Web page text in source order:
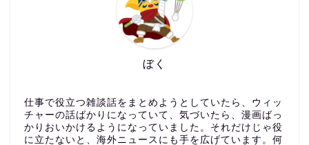
ぼく
仕事で役立つ雑談話をまとめようとしていたら、ウィッ
チャーの話ばかりになっていて、気づいたら、漫画ばっ
かりおいかけるようになっていました。それだけじゃ役
に立たないと、海外ニュースにも手を広げています。何